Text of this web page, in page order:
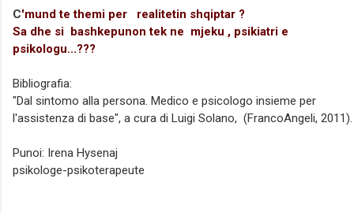
C'mund te themi per realitetin shqiptar ?
Sa dhe si bashkepunon tek ne mjeku , psikiatri e
psikologu...???
Bibliografia:
"Dal sintomo alla persona. Medico e psicologo insieme per
l'assistenza di base", a cura di Luigi Solano, (FrancoAngeli, 2011).
Punoi: Irena Hysenaj
psikologe-psikoterapeute